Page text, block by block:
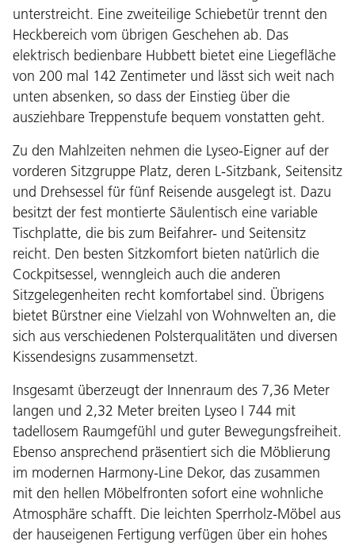
unterstreicht. Eine zweiteilige Schiebetür trennt den
Heckbereich vom übrigen Geschehen ab. Das
elektrisch bedienbare Hubbett bietet eine Liegefläche
von 200 mal 142 Zentimeter und lässt sich weit nach
unten absenken, so dass der Einstieg über die
ausziehbare Treppenstufe bequem vonstatten geht.
Zu den Mahlzeiten nehmen die Lyseo-Eigner auf der
vorderen Sitzgruppe Platz, deren L-Sitzbank, Seitensitz
und Drehsessel für fünf Reisende ausgelegt ist. Dazu
besitzt der fest montierte Säulentisch eine variable
Tischplatte, die bis zum Beifahrer- und Seitensitz
reicht. Den besten Sitzkomfort bieten natürlich die
Cockpitsessel, wenngleich auch die anderen
Sitzgelegenheiten recht komfortabel sind. Übrigens
bietet Bürstner eine Vielzahl von Wohnwelten an, die
sich aus verschiedenen Polsterqualitäten und diversen
Kissendesigns zusammensetzt.
Insgesamt überzeugt der Innenraum des 7,36 Meter
langen und 2,32 Meter breiten Lyseo I 744 mit
tadellosem Raumgefühl und guter Bewegungsfreiheit.
Ebenso ansprechend präsentiert sich die Möblierung
im modernen Harmony-Line Dekor, das zusammen
mit den hellen Möbelfronten sofort eine wohnliche
Atmosphäre schafft. Die leichten Sperrholz-Möbel aus
der hauseigenen Fertigung verfügen über ein hohes